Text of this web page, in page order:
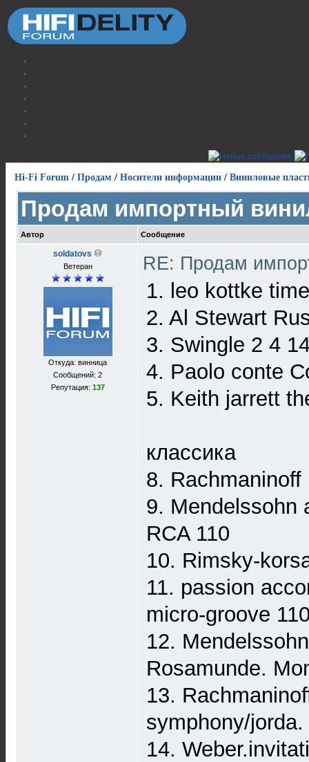
Hi-Fi Forum / Продам / Носители информации / Виниловые
Продам импортный
Автор Сообщение
soldatovs
Ветеран
Откуда: винница
Сообщений: 2
Репутация: 137
RE: Продам
1. leo kottke
2. Al Stewart
3. Swingle 2 4
4. Paolo conte
5. Keith jarrett
классика
8.
9. Mendelssohn
RCA 110
10. Rimsky-
11. passion
micro-groove
12.
Rosamunde.
13.
symphony/jorda.
14.